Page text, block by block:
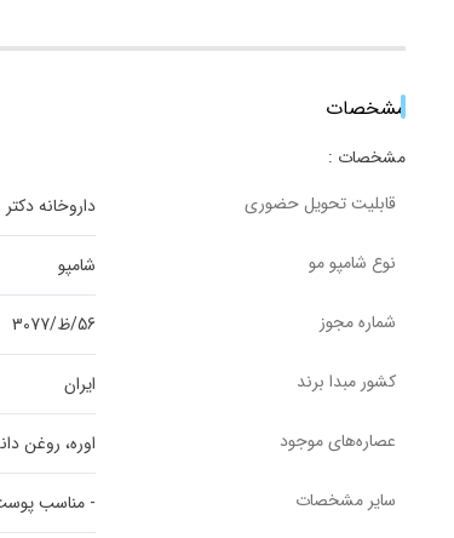
مشخصات
مشخصات :
قابلیت تحویل حضوری
داروخانه
نوع شامپو مو شامپو
شماره مجوز 56/ظ/3077
کشور مبدا برند ایران
عصاره‌های موجود اوره، روغن
سایر مشخصات - مناسب